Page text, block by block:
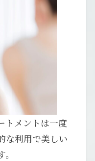
トメントは一度
な利用で美しい